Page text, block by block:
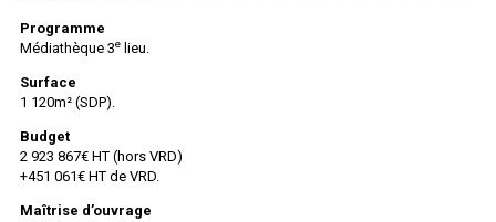
Programme
Médiathèque 3elieu.
Surface
1 120m² (SDP).
Budget
2 923 867€ HT (hors VRD)
+451 061€ HT de VRD.
Maîtrise d’ouvrage